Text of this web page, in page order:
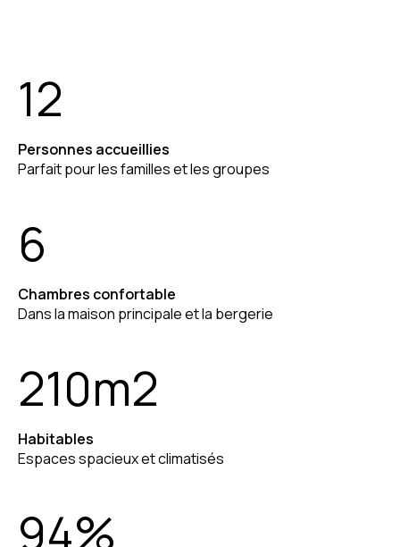
12
Personnes accueillies
Parfait pour les familles et les groupes
6
Chambres confortable
Dans la maison principale et la bergerie
210m2
Habitables
Espaces spacieux et climatisés
94%